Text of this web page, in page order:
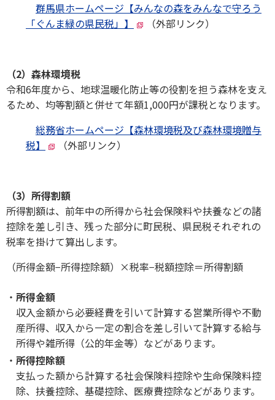
群馬県ホームページ【みんなの森をみんなで守ろう
「ぐんま緑の県民税」】
（外部リンク）
（2）森林環境税
令和6年度から、地球温暖化防止等の役割を担う森林を支え
るため、均等割額と併せて年額1,000円が課税となります。
総務省ホームページ【森林環境税及び森林環境贈与
税】
（外部リンク）
（3）所得割額
所得割額は、前年中の所得から社会保険料や扶養などの諸
控除を差し引き、残った部分に町民税、県民税それぞれの
税率を掛けて算出します。
（所得金額−所得控除額）×税率−税額控除＝所得割額
所得金額
収入金額から必要経費を引いて計算する営業所得や不動
産所得、収入から一定の割合を差し引いて計算する給与
所得や雑所得（公的年金等）などがあります。
所得控除額
支払った額から計算する社会保険料控除や生命保険料控
除、扶養控除、基礎控除、医療費控除などがあります。